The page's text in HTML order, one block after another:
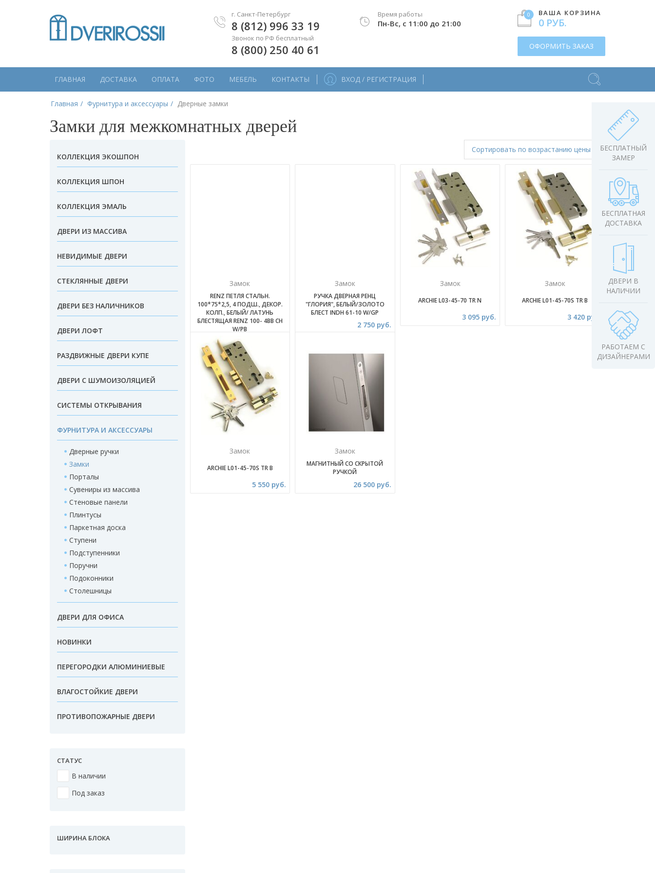
г. Санкт-Петербург
8 (812) 996 33 19
Звонок по РФ бесплатный
8 (800) 250 40 61
0 ВАША КОРЗИНА
0 РУБ.
ОФОРМИТЬ ЗАКАЗ
Время работы
Пн-Вс, с 11:00 до 21:00
ГЛАВНАЯ ДОСТАВКА ОПЛАТА ФОТО МЕБЕЛЬ КОНТАКТЫ ВХОД / РЕГИСТРАЦИЯ
БЕСПЛАТНЫЙ
ЗАМЕР
БЕСПЛАТНАЯ
ДОСТАВКА
ДВЕРИ В
НАЛИЧИИ
РАБОТАЕМ С
ДИЗАЙНЕРАМИ
Главная Фурнитура и аксессуары Дверные замки
Замки для межкомнатных дверей
КОЛЛЕКЦИЯ ЭКОШПОН
КОЛЛЕКЦИЯ ШПОН
КОЛЛЕКЦИЯ ЭМАЛЬ
ДВЕРИ ИЗ МАССИВА
НЕВИДИМЫЕ ДВЕРИ
СТЕКЛЯННЫЕ ДВЕРИ
ДВЕРИ БЕЗ НАЛИЧНИКОВ
ДВЕРИ ЛОФТ
РАЗДВИЖНЫЕ ДВЕРИ КУПЕ
ДВЕРИ С ШУМОИЗОЛЯЦИЕЙ
СИСТЕМЫ ОТКРЫВАНИЯ
ФУРНИТУРА И АКСЕССУАРЫ
Дверные ручки
Замки
Порталы
Сувениры из массива
Стеновые панели
Плинтусы
Паркетная доска
Ступени
Подступенники
Поручни
Подоконники
Столешницы
ДВЕРИ ДЛЯ ОФИСА
НОВИНКИ
ПЕРЕГОРОДКИ АЛЮМИНИЕВЫЕ
ВЛАГОСТОЙКИЕ ДВЕРИ
ПРОТИВОПОЖАРНЫЕ ДВЕРИ
СТАТУС
В наличии
Под заказ
ШИРИНА БЛОКА
Сортировать по возрастанию цены
Замок
RENZ ПЕТЛЯ СТАЛЬН.
100*75*2,5, 4 ПОДШ., ДЕКОР.
КОЛП., БЕЛЫЙ/ ЛАТУНЬ
БЛЕСТЯЩАЯ RENZ 100- 4BB CH
W/PB
Замок
РУЧКА ДВЕРНАЯ РЕНЦ
"ГЛОРИЯ", БЕЛЫЙ/ЗОЛОТО
БЛЕСТ INDH 61-10 W/GP
2 750 руб.
Замок
ARCHIE L03-45-70 TR N
3 095 руб.
Замок
ARCHIE L01-45-70S TR B
3 420 руб.
Замок
ARCHIE L01-45-70S TR B
5 550 руб.
Замок
МАГНИТНЫЙ СО СКРЫТОЙ
РУЧКОЙ
26 500 руб.